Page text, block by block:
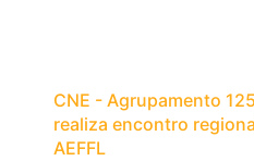
CNE - Agrupamento
realiza encontro
AEFFL